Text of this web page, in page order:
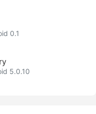
0.1
5.0.10